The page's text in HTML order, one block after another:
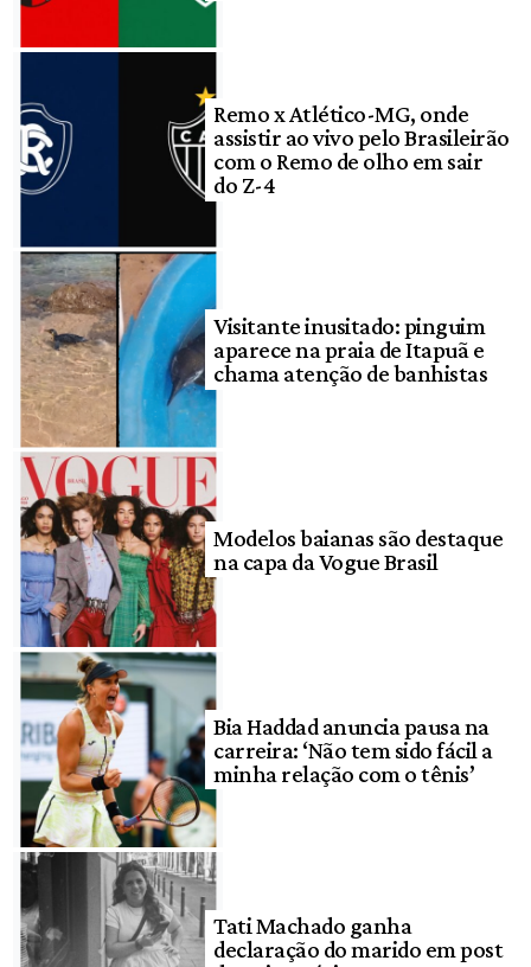
Remo x Atlético-MG, onde
assistir ao vivo pelo Brasileirão
com o Remo de olho em sair
do Z-4
Visitante inusitado: pinguim
aparece na praia de Itapuã e
chama atenção de banhistas
Modelos baianas são destaque
na capa da Vogue Brasil
Bia Haddad anuncia pausa na
carreira: ‘Não tem sido fácil a
minha relação com o tênis’
Tati Machado ganha
declaração do marido em post